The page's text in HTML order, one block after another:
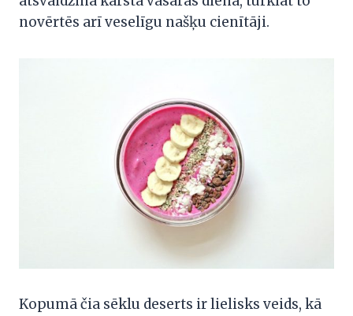
novērtēs arī veselīgu našķu cienītāji.
Kopumā čia sēklu deserts ir lielisks veids, kā